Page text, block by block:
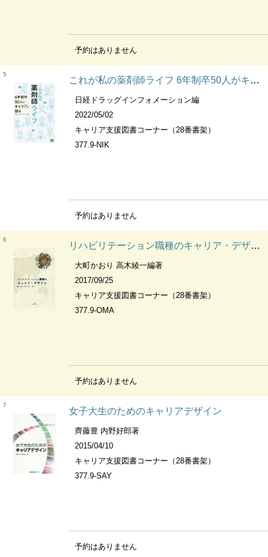
予約はありません
5
これが私の薬剤師ライフ 6年制卒50人がキャリアを語る
日経ドラッグインフォメーション編
2022/05/02
キャリア支援図書コーナー（28番書架）
377.9-NIK
予約はありません
6
リハビリテーション職種のキャリア・デザイン
大町かおり 高木綾一編著
2017/09/25
キャリア支援図書コーナー（28番書架）
377.9-OMA
予約はありません
7
女子大生のためのキャリアデザイン
齊藤豊 内野好郎著
2015/04/10
キャリア支援図書コーナー（28番書架）
377.9-SAY
予約はありません